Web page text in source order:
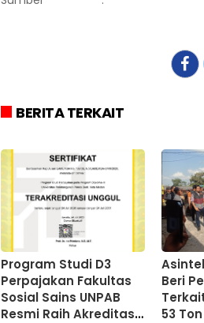
BERITA TERKAIT
Program Studi D3
Perpajakan Fakultas
Sosial Sains UNPAB
Resmi Raih Akreditasi
Beri
53